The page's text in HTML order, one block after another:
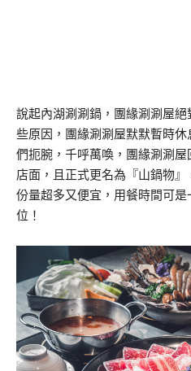
說起內湖涮涮鍋，團緣涮涮屋
些原因，團緣涮涮屋默默暫時
們扼腕，千呼萬喚，團緣涮涮
店面，且正式更名為『山鍋物
份量超多又便宜，用餐時間可
位！